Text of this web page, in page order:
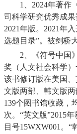
1
2024年著作
司科学研究优秀成果
2021年版。 2021年
选题目录”。被剑桥
2 、《符号中
奖（人文社会科学）
该书修订版在美国
文版两部、韩文版
139个图书馆收藏，
次。“英文版”2015年
目号15WXW001 。“